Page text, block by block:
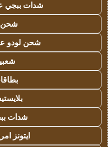
شدات ببجي
شحن
شحن لودو
شدات
ايتونز